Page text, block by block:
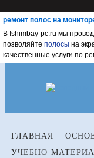
ремонт полос на
В Ishimbay-pc.ru мы
позволяйте полосы на
качественные услуги по
ГЛАВНАЯ
УЧЕБНО-